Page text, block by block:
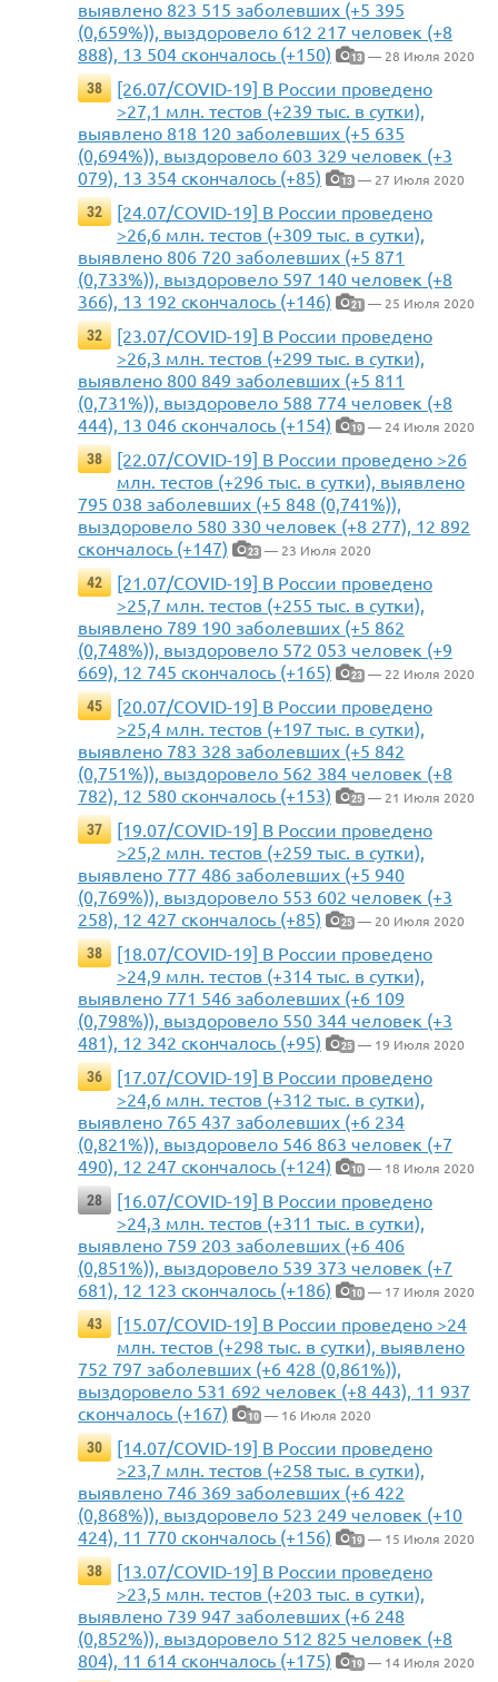
выявлено 823 515 заболевших (+5 395
(0,659%)), выздоровело 612 217 человек (+8
888), 13 504 скончалось (+150)
13 — 28 Июля 2020
38
[26.07/COVID-19] В России проведено
>27,1 млн. тестов (+239 тыс. в сутки),
выявлено 818 120 заболевших (+5 635
(0,694%)), выздоровело 603 329 человек (+3
079), 13 354 скончалось (+85)
13 — 27 Июля 2020
32
[24.07/COVID-19] В России проведено
>26,6 млн. тестов (+309 тыс. в сутки),
выявлено 806 720 заболевших (+5 871
(0,733%)), выздоровело 597 140 человек (+8
366), 13 192 скончалось (+146)
21 — 25 Июля 2020
32
[23.07/COVID-19] В России проведено
>26,3 млн. тестов (+299 тыс. в сутки),
выявлено 800 849 заболевших (+5 811
(0,731%)), выздоровело 588 774 человек (+8
444), 13 046 скончалось (+154)
19 — 24 Июля 2020
38
[22.07/COVID-19] В России проведено >26
млн. тестов (+296 тыс. в сутки), выявлено
795 038 заболевших (+5 848 (0,741%)),
выздоровело 580 330 человек (+8 277), 12 892
скончалось (+147)
23 — 23 Июля 2020
42
[21.07/COVID-19] В России проведено
>25,7 млн. тестов (+255 тыс. в сутки),
выявлено 789 190 заболевших (+5 862
(0,748%)), выздоровело 572 053 человек (+9
669), 12 745 скончалось (+165)
23 — 22 Июля 2020
45
[20.07/COVID-19] В России проведено
>25,4 млн. тестов (+197 тыс. в сутки),
выявлено 783 328 заболевших (+5 842
(0,751%)), выздоровело 562 384 человек (+8
782), 12 580 скончалось (+153)
25 — 21 Июля 2020
37
[19.07/COVID-19] В России проведено
>25,2 млн. тестов (+259 тыс. в сутки),
выявлено 777 486 заболевших (+5 940
(0,769%)), выздоровело 553 602 человек (+3
258), 12 427 скончалось (+85)
25 — 20 Июля 2020
38
[18.07/COVID-19] В России проведено
>24,9 млн. тестов (+314 тыс. в сутки),
выявлено 771 546 заболевших (+6 109
(0,798%)), выздоровело 550 344 человек (+3
481), 12 342 скончалось (+95)
25 — 19 Июля 2020
36
[17.07/COVID-19] В России проведено
>24,6 млн. тестов (+312 тыс. в сутки),
выявлено 765 437 заболевших (+6 234
(0,821%)), выздоровело 546 863 человек (+7
490), 12 247 скончалось (+124)
10 — 18 Июля 2020
28
[16.07/COVID-19] В России проведено
>24,3 млн. тестов (+311 тыс. в сутки),
выявлено 759 203 заболевших (+6 406
(0,851%)), выздоровело 539 373 человек (+7
681), 12 123 скончалось (+186)
10 — 17 Июля 2020
43
[15.07/COVID-19] В России проведено >24
млн. тестов (+298 тыс. в сутки), выявлено
752 797 заболевших (+6 428 (0,861%)),
выздоровело 531 692 человек (+8 443), 11 937
скончалось (+167)
10 — 16 Июля 2020
30
[14.07/COVID-19] В России проведено
>23,7 млн. тестов (+258 тыс. в сутки),
выявлено 746 369 заболевших (+6 422
(0,868%)), выздоровело 523 249 человек (+10
424), 11 770 скончалось (+156)
19 — 15 Июля 2020
38
[13.07/COVID-19] В России проведено
>23,5 млн. тестов (+203 тыс. в сутки),
выявлено 739 947 заболевших (+6 248
(0,852%)), выздоровело 512 825 человек (+8
804), 11 614 скончалось (+175)
19 — 14 Июля 2020